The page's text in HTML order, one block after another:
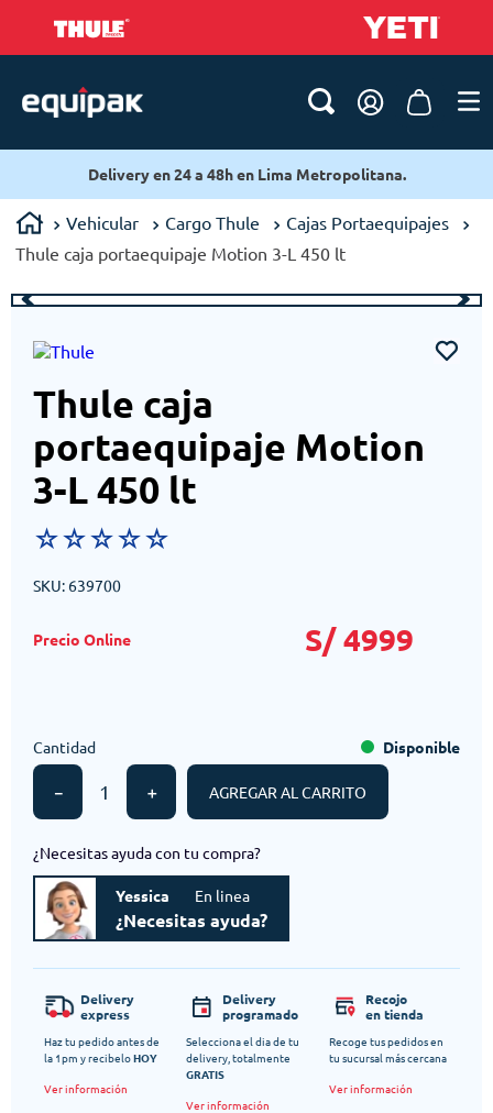
Delivery en 24 a 48h en Lima Metropolitana.
Vehicular Cargo Thule
Cajas Portaequipajes
Thule caja portaequipaje Motion 3-L 450 lt
Thule caja
portaequipaje Motion
3-L 450 lt
☆☆☆☆☆
SKU: 639700
S/ 4999
Cantidad
＋
－
Disponible
AGREGAR AL CARRITO
¿Necesitas ayuda con tu compra?
Yessica En linea
¿Necesitas ayuda?
Delivery
express
Haz tu pedido antes de
la 1pm y recibeloHOY
Ver información
Delivery
programado
Selecciona el dia de tu
delivery, totalmente
GRATIS
Ver información
Recojo
en tienda
Recoge tus pedidos en
tu sucursal más cercana
Ver información